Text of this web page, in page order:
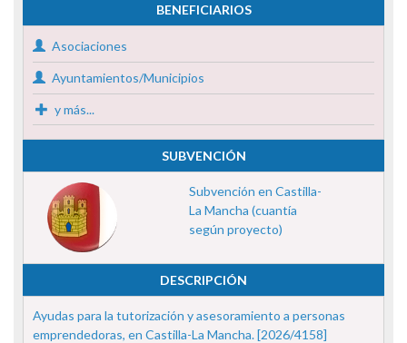
BENEFICIARIOS
Asociaciones
Ayuntamientos/Municipios
y más...
SUBVENCIÓN
Subvención en Castilla-
La Mancha (cuantía
según proyecto)
DESCRIPCIÓN
Ayudas para la tutorización y asesoramiento a personas
emprendedoras, en Castilla-La Mancha. [2026/4158]